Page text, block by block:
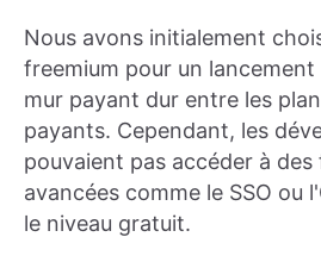
Nous avons initialement
freemium pour un
mur payant dur entre les
payants. Cependant, les
pouvaient pas accéder à
avancées comme le SSO ou
le niveau gratuit.